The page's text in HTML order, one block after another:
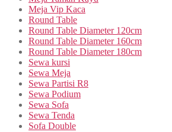
Meja Vip Kaca
Round Table
Round Table Diameter 120cm
Round Table Diameter 160cm
Round Table Diameter 180cm
Sewa kursi
Sewa Meja
Sewa Partisi R8
Sewa Podium
Sewa Sofa
Sewa Tenda
Sofa Double